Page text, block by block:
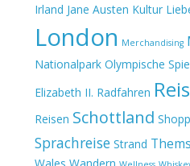
Irland Jane Austen Kultur
London Merchandising
Nationalpark Olympische
Elizabeth II. Radfahren
Reisen Schottland
Sprachreise Strand